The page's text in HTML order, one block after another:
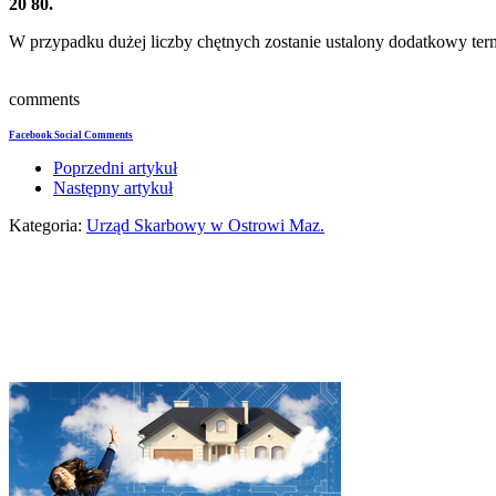
W przypadku dużej liczby chętnych zostanie ustalony dodatkowy
comments
Facebook Social Comments
Poprzedni artykuł
Następny artykuł
Kategoria: Urząd Skarbowy w Ostrowi Maz.